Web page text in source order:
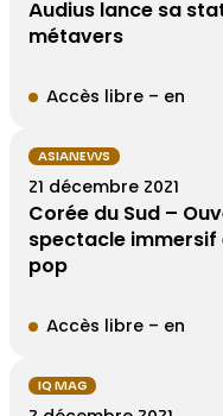
Audius lance sa
métavers
Accès libre – en
ASIANEWS
21 décembre 2021
Corée du Sud –
spectacle immersif
pop
Accès libre – en
IQ MAG